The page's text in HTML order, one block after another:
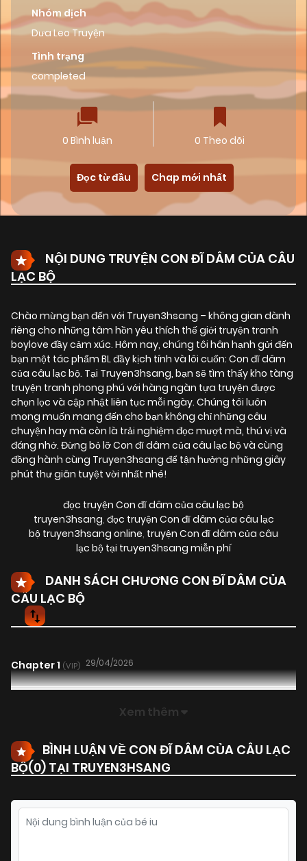
Nhóm dịch
Dưa Leo Truyện
Tình trạng
completed
0 Bình luận 0 Theo dõi
Đọc từ đầu Chap mới nhất
NỘI DUNG TRUYỆN CON ĐĨ DÂM CỦA CÂU
LẠC BỘ
Chào mừng bạn đến với Truyen3hsang – không gian dành
riêng cho những tâm hồn yêu thích thế giới truyện tranh
boylove đầy cảm xúc. Hôm nay, chúng tôi hân hạnh gửi đến
bạn một tác phẩm BL đầy kịch tính và lôi cuốn: Con đĩ dâm
của câu lạc bộ. Tại Truyen3hsang, bạn sẽ tìm thấy kho tàng
truyện tranh phong phú với hàng ngàn tựa truyện được
chọn lọc và cập nhật liên tục mỗi ngày. Chúng tôi luôn
mong muốn mang đến cho bạn không chỉ những câu
chuyện hay mà còn là trải nghiệm đọc mượt mà, thú vị và
đáng nhớ. Đừng bỏ lỡ Con đĩ dâm của câu lạc bộ và cùng
đồng hành cùng Truyen3hsang để tận hưởng những giây
phút thư giãn tuyệt vời nhất nhé!
đọc truyện Con đĩ dâm của câu lạc bộ
truyen3hsang, đọc truyện Con đĩ dâm của câu lạc
bộ truyen3hsang online, truyện Con đĩ dâm của câu
lạc bộ tại truyen3hsang miễn phí
DANH SÁCH CHƯƠNG CON ĐĨ DÂM CỦA
CÂU LẠC BỘ
Chapter 1 (VIP) 29/04/2026
Xem thêm
BÌNH LUẬN VỀ CON ĐĨ DÂM CỦA CÂU LẠC
BỘ(0) TẠI TRUYEN3HSANG